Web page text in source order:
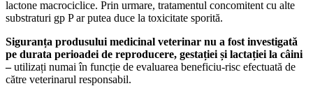
lactone macrociclice. Prin urmare, tratamentul concomitent cu alte
substraturi gp P ar putea duce la toxicitate sporită.
Siguranța produsului medicinal veterinar nu a fost investigată
pe durata perioadei de reproducere, gestației și lactației la câini
–utilizați numai în funcție de evaluarea beneficiu-risc efectuată de
către veterinarul responsabil.